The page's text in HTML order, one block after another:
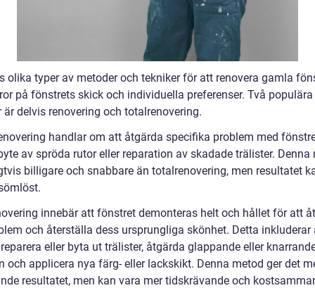
olika typer av metoder och tekniker för att renovera gamla
på fönstrets skick och individuella preferenser. Två populära
är delvis renovering och totalrenovering.
handlar om att åtgärda specifika problem med
av spröda rutor eller reparation av skadade trälister. Denna
billigare och snabbare än totalrenovering, men resultatet
innebär att fönstret demonteras helt och hållet för att
och återställa dess ursprungliga skönhet. Detta inkluderar
eller byta ut trälister, åtgärda glappande eller
och applicera nya färg- eller lackskikt. Denna metod ger det
resultatet, men kan vara mer tidskrävande och